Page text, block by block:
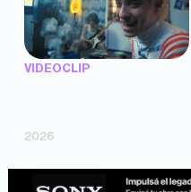
VIDEOCLIP
2026